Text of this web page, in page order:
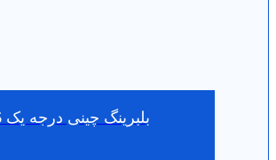
بلبرینگ چینی درجه یک 6016